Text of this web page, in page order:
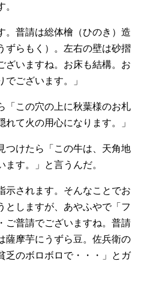
。普請は総体檜（ひのき）造
ずらもく）。左右の壁は砂摺
ざいますね。お床も結構。お
ございます。」
「この穴の上に秋葉様のお札
て火の用心になります。」
つけたら「この牛は、天角地
す。」と言うんだ。
示されます。そんなことでお
としますが、あやふやで「フ
ご普請でございますね。普請
薩摩芋にうずら豆。佐兵衛の
乏のボロボロで・・・」とガ